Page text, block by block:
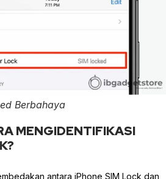
Berbahaya
MENGIDENTIFIKASI
antara iPhone SIM Lock dan